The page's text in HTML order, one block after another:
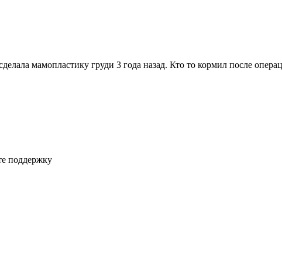
мамопластику груди 3 года назад. Кто то кормил после
поддержку